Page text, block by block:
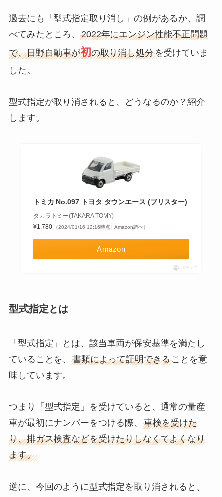
過去にも「型式指定取り消し」の例があるか、調
べてみたところ、 2022年にエンジン性能不正問題
で、日野自動車が初の取り消し処分を受けていま
した。
型式指定が取り消されると、どうなるのか？紹介
します。
トミカ No.097 トヨタ タウンエース (ブリスター)
タカラトミー(TAKARA TOMY)
¥1,780
（2024/01/16 12:16時点 | Amazon調べ）
Amazon
ポチップ
型式指定とは
「型式指定」とは、該当車両が保安基準を満たし
ていることを、 書類によって証明できることを意
味しています。
つまり「型式指定」を受けていると、通常の量産
車が最初にナンバーをつける際、 車検を受けた
り、排ガス検査などを受けたりしなくてよくなり
ます。
逆に、今回のように型式指定を取り消されると、